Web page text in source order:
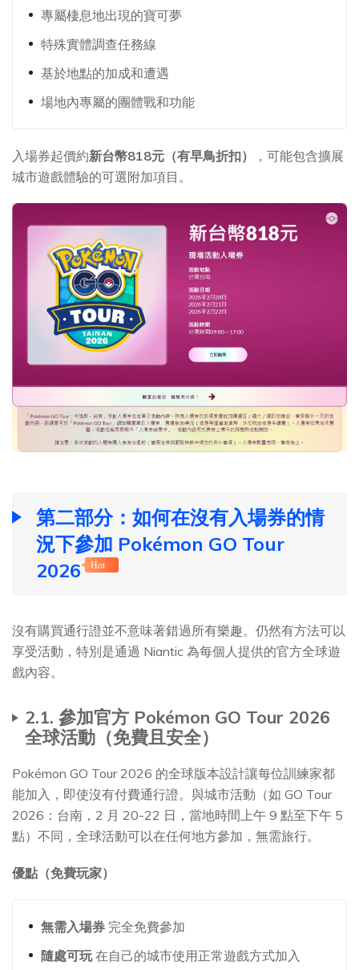
專屬棲息地出現的寶可夢
特殊實體調查任務線
基於地點的加成和遭遇
場地內專屬的團體戰和功能
入場券起價約新台幣818元（有早鳥折扣）
，可能包含擴展
城市遊戲體驗的可選附加項目。
第二部分：如何在沒有入場券的情
況下參加 Pokémon GO Tour
2026
Hot
沒有購買通行證並不意味著錯過所有樂趣。仍然有方法可以
享受活動，特別是通過 Niantic 為每個人提供的官方全球遊
戲內容。
2.1. 參加官方 Pokémon GO Tour 2026
全球活動（免費且安全）
Pokémon GO Tour 2026 的全球版本設計讓每位訓練家都
能加入，即使沒有付費通行證。與城市活動（如 GO Tour
2026：台南，2 月 20-22 日，當地時間上午 9 點至下午 5
點）不同，全球活動可以在任何地方參加，無需旅行。
優點（免費玩家）
無需入場券 完全免費參加
隨處可玩在自己的城市使用正常遊戲方式加入